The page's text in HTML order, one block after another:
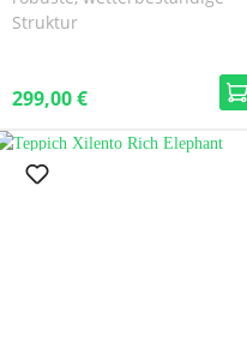
Struktur
299,00 €